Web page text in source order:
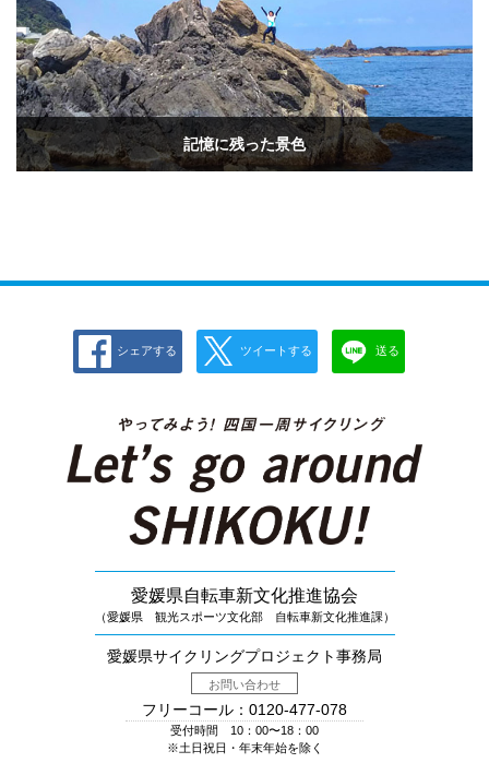
記憶に残った景色
シェアする ツイートする 送る
愛媛県自転車新文化推進協会
（愛媛県 観光スポーツ文化部 自転車新文化推進課）
愛媛県サイクリングプロジェクト事務局
お問い合わせ
フリーコール：0120-477-078
受付時間 10：00〜18：00
※土日祝日・年末年始を除く